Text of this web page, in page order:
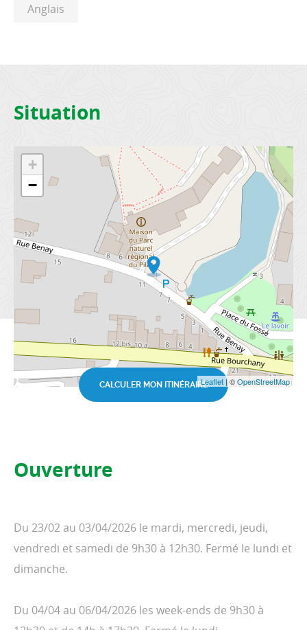
Anglais
Situation
+
−
Leaflet | ©OpenStreetMap
CALCULER MON ITINÉRAIRE
Ouverture
Du 23/02 au 03/04/2026 le mardi, mercredi, jeudi,
vendredi et samedi de 9h30 à 12h30. Fermé le lundi et
dimanche.
Du 04/04 au 06/04/2026 les week-ends de 9h30 à